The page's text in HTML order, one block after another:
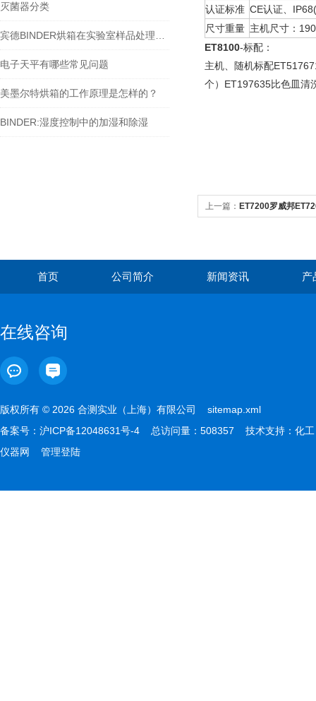
灭菌器分类
电子天平有哪些常见问题
美墨尔特烘箱的工作原理是怎样的？
BINDER:湿度控制中的加湿和除湿
认证标准 CE认证、
尺寸重量 主机尺寸：
ET8100-标配：
主机、随机标配
个）ET197635比色皿清
上一篇： ET7200罗威邦
首页 公司简介 新闻资讯 产
在线咨询
版权所有 © 2026 合测实业（上海）有限公司 sitemap.xml
备案号： 沪ICP备12048631号-4 总访问量：508357 技术支持： 化工
仪器网
管理登陆